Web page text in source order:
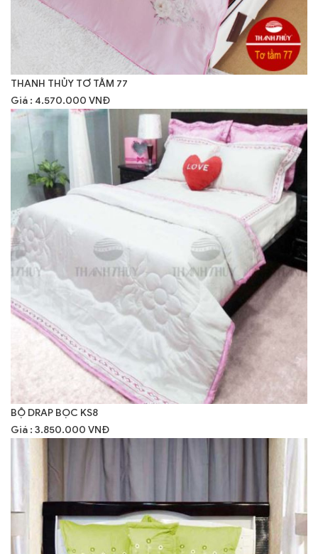
THANH THỦY TƠ TẰM 77
Giá : 4.570.000 VNĐ
BỘ DRAP BỌC KS8
Giá : 3.850.000 VNĐ